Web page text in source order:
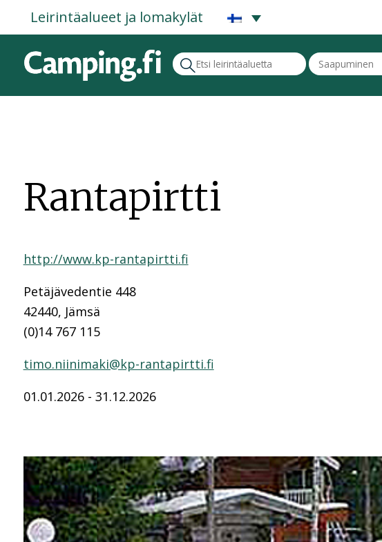
Leirintäalueet ja lomakylät
Rantapirtti
http://www.kp-rantapirtti.fi
Petäjävedentie 448
42440, Jämsä
(0)14 767 115
timo.niinimaki@kp-rantapirtti.fi
01.01.2026 - 31.12.2026